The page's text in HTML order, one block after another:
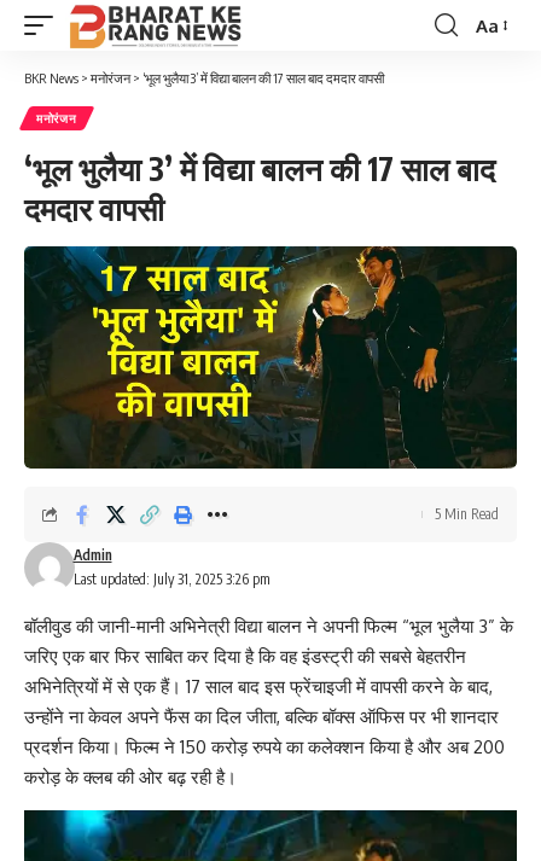
Font
Aa
BKR News > मनोरंजन> ‘भूल भुलैया 3’ में विद्या बालन की 17 साल बाद दमदार वापसी
मनोरंजन
‘भूल भुलैया 3’ में विद्या बालन की 17 साल बाद
दमदार वापसी
Last updated: July 31, 2025 3:26 pm
Admin
5 Min Read
बॉलीवुड की जानी-मानी अभिनेत्रीविद्या बालनने अपनी फिल्म “भूल भुलैया 3” के
जरिए एक बार फिर साबित कर दिया है कि वह इंडस्ट्री की सबसे बेहतरीन
अभिनेत्रियों में से एक हैं। 17 साल बाद इस फ्रेंचाइजी में वापसी करने के बाद,
उन्होंने ना केवल अपने फैंस का दिल जीता, बल्कि बॉक्स ऑफिस पर भी शानदार
प्रदर्शन किया। फिल्म ने 150 करोड़ रुपये का कलेक्शन किया है और अब 200
करोड़ के क्लब की ओर बढ़ रही है।